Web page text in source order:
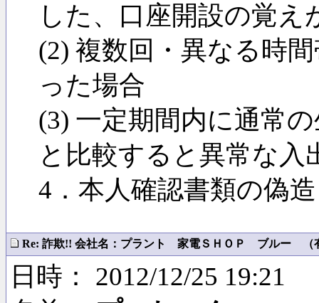
した、口座開設の覚
(2) 複数回・異なる時
った場合
(3) 一定期間内に通常
と比較すると異常な
4．本人確認書類の偽
Re: 詐欺!! 会社名：プラント 家電ＳＨＯＰ ブルー （
日時： 2012/12/25 19:21